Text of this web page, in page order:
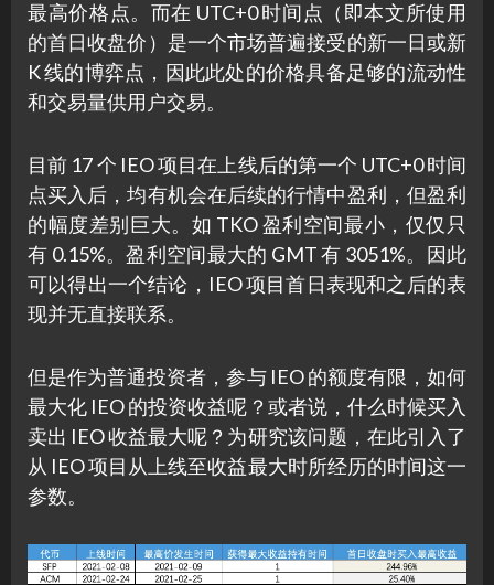
最高价格点。而在 UTC+0 时间点（即本文所使用
的首日收盘价）是一个市场普遍接受的新一日或新
K 线的博弈点，因此此处的价格具备足够的流动性
和交易量供用户交易。
目前 17 个 IEO 项目在上线后的第一个 UTC+0 时间
点买入后，均有机会在后续的行情中盈利，但盈利
的幅度差别巨大。如 TKO 盈利空间最小，仅仅只
有 0.15%。盈利空间最大的 GMT 有 3051%。因此
可以得出一个结论，IEO 项目首日表现和之后的表
现并无直接联系。
但是作为普通投资者，参与 IEO 的额度有限，如何
最大化 IEO 的投资收益呢？或者说，什么时候买入
卖出 IEO 收益最大呢？为研究该问题，在此引入了
从 IEO 项目从上线至收益最大时所经历的时间这一
参数。